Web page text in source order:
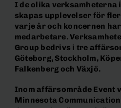
I de olika verksamheterna
skapas upplevelser för
varje år och koncernen
medarbetare.
Group bedrivs i tre
Göteborg, Stockholm,
Falkenberg och Växjö.
Inom affärsområde Event
Minnesota